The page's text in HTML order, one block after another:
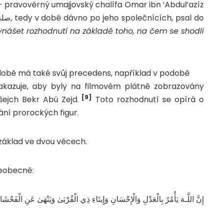
umajjovský chalífa Omar ibn ‘Abdul’azíz
rozhodnutí na základě toho, na čem se shodli
má také svůj precedens, například v podobě
aby byly na filmovém plátně zobrazovány
Bekr Abú Zejd. [9]
Toto rozhodnutí se opírá o
prorockých figur.
ve dvou věcech.
إِنَّ اللَّـهَ يَأْمُرُ بِالْعَدْلِ وَالْإِحْسَانِ وَإِيتَاءِ ذِي الْقُرْبَىٰ وَيَنْهَىٰ عَنِ